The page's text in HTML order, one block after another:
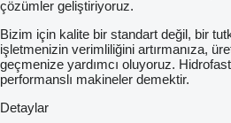
çözümler geliştiriyoruz.
Bizim için kalite bir standart değil, bir
işletmenizin verimliliğini artırmanıza,
geçmenize yardımcı oluyoruz.
performanslı makineler demektir.
Detaylar